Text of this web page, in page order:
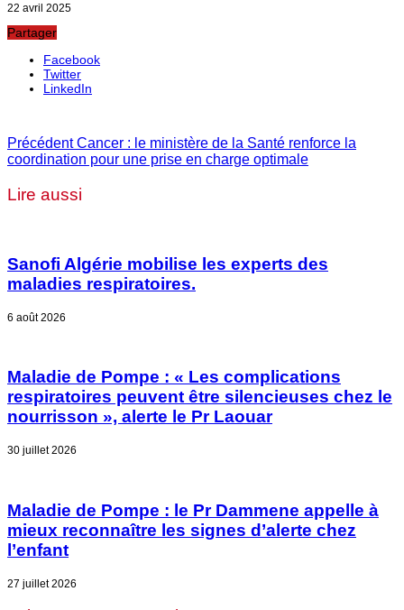
22 avril 2025
Partager
Facebook
Twitter
LinkedIn
PrécédentCancer : le ministère de la Santé renforce la
coordination pour une prise en charge optimale
Lire aussi
Sanofi Algérie mobilise les experts des
maladies respiratoires.
6 août 2026
Maladie de Pompe : « Les complications
respiratoires peuvent être silencieuses chez le
nourrisson », alerte le Pr Laouar
30 juillet 2026
Maladie de Pompe : le Pr Dammene appelle à
mieux reconnaître les signes d’alerte chez
l’enfant
27 juillet 2026